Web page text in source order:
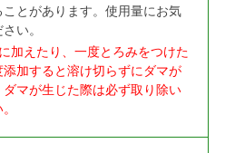
ことがあります。使用量にお気
い。
加えたり、一度とろみをつけた
加すると溶け切らずにダマが
マが生じた際は必ず取り除い